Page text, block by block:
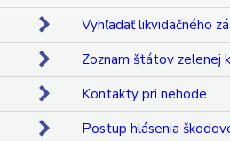
Vyhľadať likvidačného
Zoznam štátov zelenej
Kontakty pri nehode
Postup hlásenia